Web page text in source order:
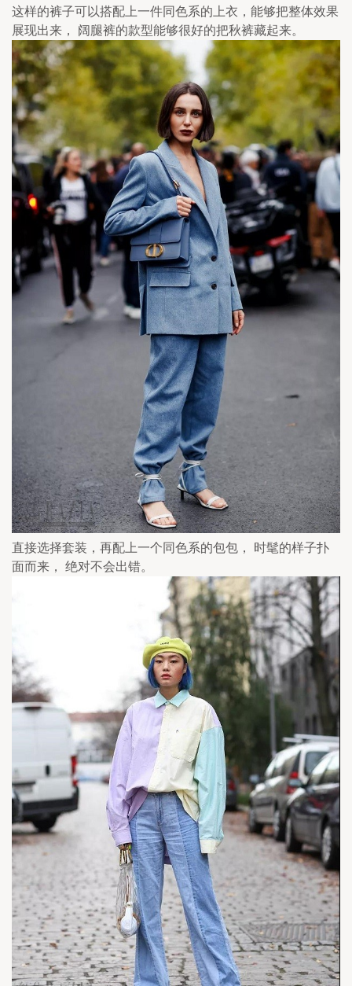
这样的裤子可以搭配上一件同色系的上衣，能够把整体效果
展现出来， 阔腿裤的款型能够很好的把秋裤藏起来。
直接选择套装，再配上一个同色系的包包， 时髦的样子扑
面而来， 绝对不会出错。